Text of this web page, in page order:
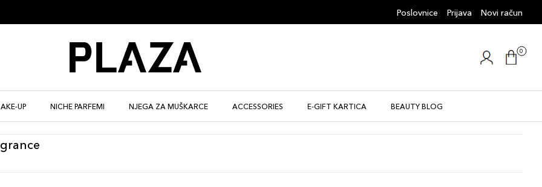
Poslovnice Prijava Novi račun
0
UP NICHE PARFEMI NJEGA ZA MUŠKARCE ACCESSORIES E-GIFT KARTICA BEAUTY BLOG